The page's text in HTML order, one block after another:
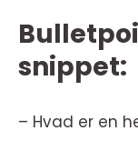
snippet:
– Hvad er en